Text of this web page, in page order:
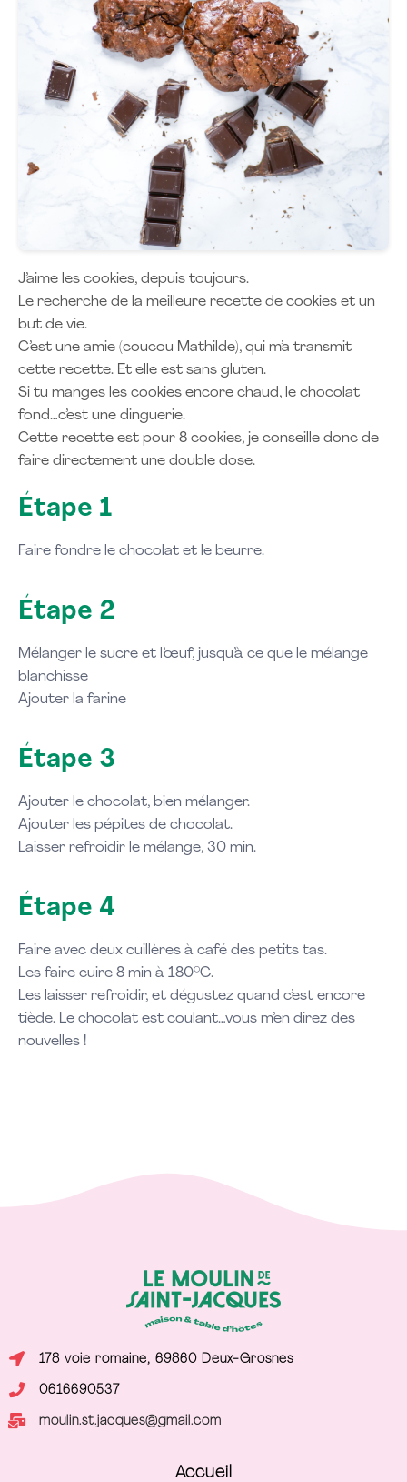
J’aime les cookies, depuis toujours.
Le recherche de la meilleure recette de cookies et un
but de vie.
C’est une amie (coucou Mathilde), qui m’a transmit
cette recette. Et elle est sans gluten.
Si tu manges les cookies encore chaud, le chocolat
fond…c’est une dinguerie.
Cette recette est pour 8 cookies, je conseille donc de
faire directement une double dose.
Étape 1
Faire fondre le chocolat et le beurre.
Étape 2
Mélanger le sucre et l’œuf, jusqu’à ce que le mélange
blanchisse
Ajouter la farine
Étape 3
Ajouter le chocolat, bien mélanger.
Ajouter les pépites de chocolat.
Laisser refroidir le mélange, 30 min.
Étape 4
Faire avec deux cuillères à café des petits tas.
Les faire cuire 8 min à 180°C.
Les laisser refroidir, et dégustez quand c’est encore
tiède. Le chocolat est coulant…vous m’en direz des
nouvelles !
178 voie romaine, 69860 Deux-Grosnes
0616690537
moulin.st.jacques@gmail.com
Accueil